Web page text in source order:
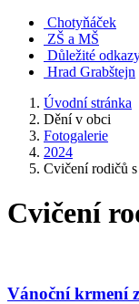
Chotyňáček
ZŠ a MŠ
Důležité
Hrad Grabštejn
Úvodní stránka
Dění v obci
Fotogalerie
2024
Cvičení rodičů
Cvičení
Vánoční krmení